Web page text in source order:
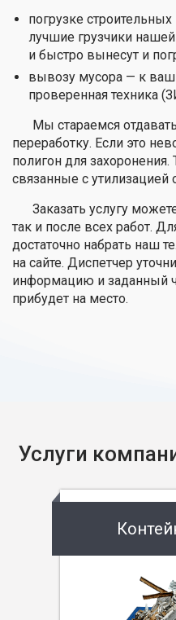
погрузке
лучшие грузчики
и быстро вынесут и
вывозу мусора — к
проверенная техника
Мы стараемся
переработку. Если это
полигон для
связанные с утилизацией
Заказать услугу
так и после всех работ.
достаточно набрать наш
на сайте. Диспетчер
информацию и заданный
прибудет на место.
Услуги